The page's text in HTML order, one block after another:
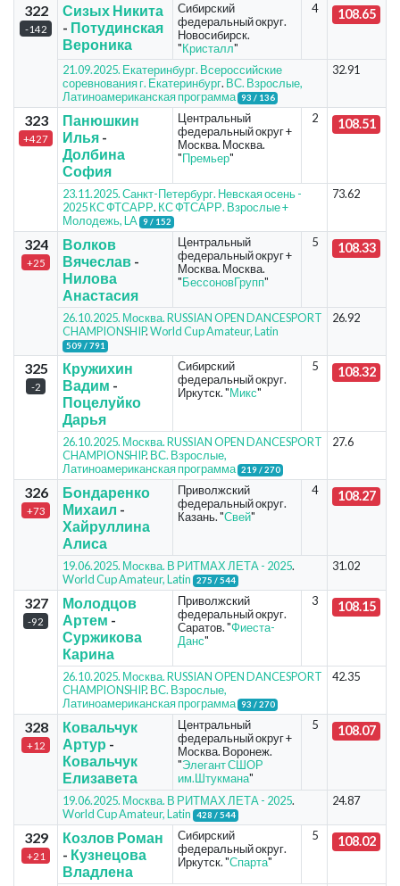
322
-142
Сизых Никита
- Потудинская
Вероника
Сибирский
федеральный округ.
Новосибирск.
"Кристалл"
4 108.65
21.09.2025. Екатеринбург. Всероссийские
соревнования г. Екатеринбург. ВС. Взрослые,
Латиноамериканская программа 93 / 136
32.91
323
+427
Панюшкин
Илья-
Долбина
София
Центральный
федеральный округ +
Москва. Москва.
"Премьер"
2 108.51
23.11.2025. Санкт-Петербург. Невская осень -
2025 КС ФТСАРР. КС ФТСАРР. Взрослые +
Молодежь, LA 9 / 152
73.62
324
+25
Волков
Вячеслав-
Нилова
Анастасия
Центральный
федеральный округ +
Москва. Москва.
"БессоновГрупп"
5 108.33
26.10.2025. Москва. RUSSIAN OPEN DANCESPORT
CHAMPIONSHIP.World Cup Amateur, Latin
509 / 791
26.92
325
-2
Кружихин
Вадим -
Поцелуйко
Дарья
Сибирский
федеральный округ.
Иркутск. "Микс"
5 108.32
26.10.2025. Москва. RUSSIAN OPEN DANCESPORT
CHAMPIONSHIP. ВС. Взрослые,
Латиноамериканская программа 219 / 270
27.6
326
+73
Бондаренко
Михаил -
Хайруллина
Алиса
Приволжский
федеральный округ.
Казань. "Свей"
4 108.27
19.06.2025. Москва. В РИТМАХ ЛЕТА - 2025.
World Cup Amateur, Latin
275 / 544
31.02
327
-92
Молодцов
Артем -
Суржикова
Карина
Приволжский
федеральный округ.
Саратов. "Фиеста-
Данс"
3 108.15
26.10.2025. Москва. RUSSIAN OPEN DANCESPORT
CHAMPIONSHIP. ВС. Взрослые,
Латиноамериканская программа 93 / 270
42.35
328
+12
Ковальчук
Артур -
Ковальчук
Елизавета
Центральный
федеральный округ +
Москва. Воронеж.
"Элегант СШОР
им.Штукмана"
5 108.07
19.06.2025. Москва. В РИТМАХ ЛЕТА - 2025.
World Cup Amateur, Latin
428 / 544
24.87
329
+21
Козлов Роман
- Кузнецова
Владлена
Сибирский
федеральный округ.
Иркутск. "Спарта"
5 108.02